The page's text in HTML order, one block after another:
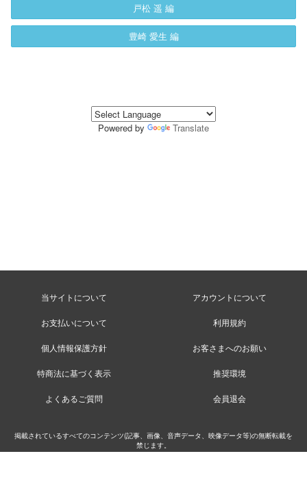
戸松 遥 編
豊崎 愛生 編
Powered by Translate
当サイトについて アカウントについて
お支払いについて 利用規約
個人情報保護方針 お客さまへのお願い
特商法に基づく表示 推奨環境
よくあるご質問 会員退会
掲載されているすべてのコンテンツ(記事、画像、音声データ、映像データ等)の無断転載を
禁じます。